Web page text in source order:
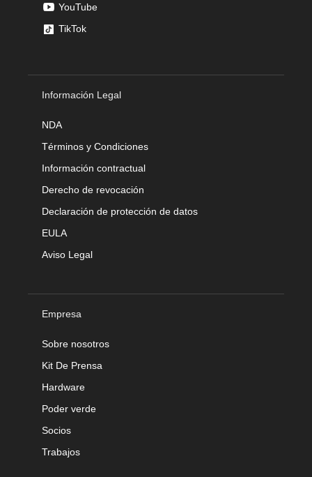
YouTube
TikTok
Información Legal
NDA
Términos y Condiciones
Información contractual
Derecho de revocación
Declaración de protección de datos
EULA
Aviso Legal
Empresa
Sobre nosotros
Kit De Prensa
Hardware
Poder verde
Socios
Trabajos